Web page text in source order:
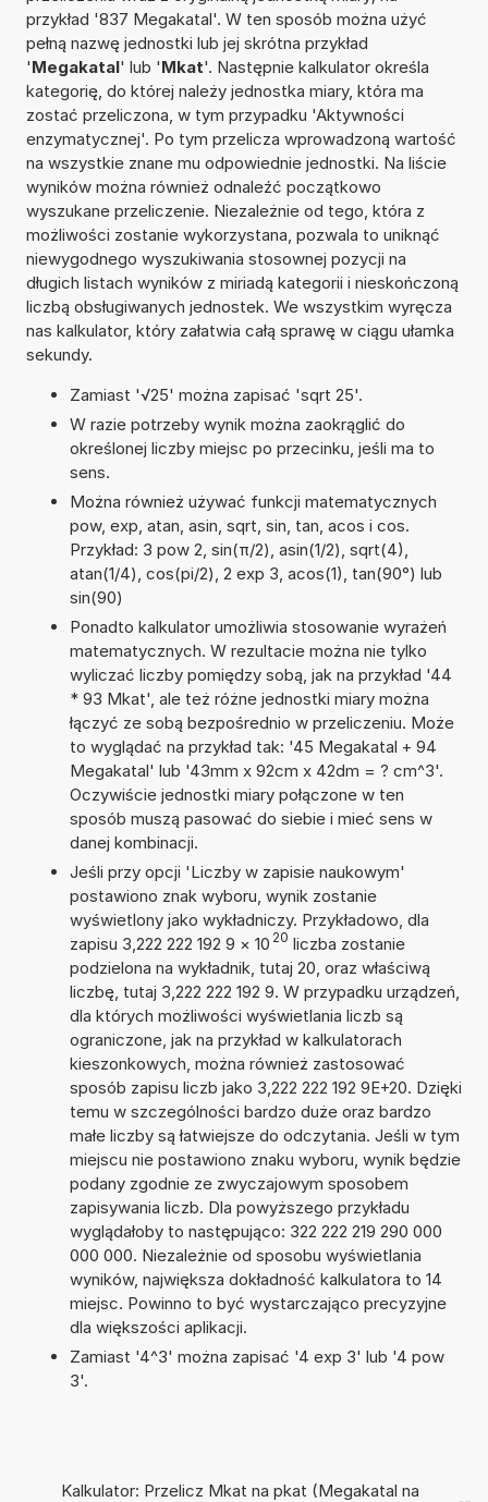
przykład '837 Megakatal'. W ten sposób można użyć
pełną nazwę jednostki lub jej skrótna przykład
'Megakatal' lub 'Mkat'. Następnie kalkulator określa
kategorię, do której należy jednostka miary, która ma
zostać przeliczona, w tym przypadku 'Aktywności
enzymatycznej'. Po tym przelicza wprowadzoną wartość
na wszystkie znane mu odpowiednie jednostki. Na liście
wyników można również odnaleźć początkowo
wyszukane przeliczenie. Niezależnie od tego, która z
możliwości zostanie wykorzystana, pozwala to uniknąć
niewygodnego wyszukiwania stosownej pozycji na
długich listach wyników z miriadą kategorii i nieskończoną
liczbą obsługiwanych jednostek. We wszystkim wyręcza
nas kalkulator, który załatwia całą sprawę w ciągu ułamka
sekundy.
Zamiast '√25' można zapisać 'sqrt 25'.
W razie potrzeby wynik można zaokrąglić do
określonej liczby miejsc po przecinku, jeśli ma to
sens.
Można również używać funkcji matematycznych
pow, exp, atan, asin, sqrt, sin, tan, acos i cos.
Przykład: 3 pow 2, sin(π/2), asin(1/2), sqrt(4),
atan(1/4), cos(pi/2), 2 exp 3, acos(1), tan(90°) lub
sin(90)
Ponadto kalkulator umożliwia stosowanie wyrażeń
matematycznych. W rezultacie można nie tylko
wyliczać liczby pomiędzy sobą, jak na przykład '44
* 93 Mkat', ale też różne jednostki miary można
łączyć ze sobą bezpośrednio w przeliczeniu. Może
to wyglądać na przykład tak: '45 Megakatal + 94
Megakatal' lub '43mm x 92cm x 42dm = ? cm^3'.
Oczywiście jednostki miary połączone w ten
sposób muszą pasować do siebie i mieć sens w
danej kombinacji.
Jeśli przy opcji 'Liczby w zapisie naukowym'
postawiono znak wyboru, wynik zostanie
wyświetlony jako wykładniczy. Przykładowo, dla
zapisu 3,222 222 192 9 × 10 20 liczba zostanie
podzielona na wykładnik, tutaj 20, oraz właściwą
liczbę, tutaj 3,222 222 192 9. W przypadku urządzeń,
dla których możliwości wyświetlania liczb są
ograniczone, jak na przykład w kalkulatorach
kieszonkowych, można również zastosować
sposób zapisu liczb jako 3,222 222 192 9E+20. Dzięki
temu w szczególności bardzo duże oraz bardzo
małe liczby są łatwiejsze do odczytania. Jeśli w tym
miejscu nie postawiono znaku wyboru, wynik będzie
podany zgodnie ze zwyczajowym sposobem
zapisywania liczb. Dla powyższego przykładu
wyglądałoby to następująco: 322 222 219 290 000
000 000. Niezależnie od sposobu wyświetlania
wyników, największa dokładność kalkulatora to 14
miejsc. Powinno to być wystarczająco precyzyjne
dla większości aplikacji.
Zamiast '4^3' można zapisać '4 exp 3' lub '4 pow
3'.
Kalkulator: Przelicz Mkat na pkat (Megakatal na